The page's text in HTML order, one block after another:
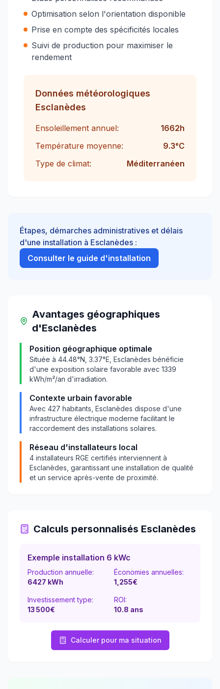
Optimisation selon l'orientation disponible
Prise en compte des spécificités locales
Suivi de production pour maximiser le
rendement
Données météorologiques
Esclanèdes
Ensoleillement annuel: 1662h
Température moyenne:
9.3°C
Type de climat:
Méditerranéen
Étapes, démarches administratives et délais
d'une installation à Esclanèdes :
Consulter le guide d'installation
Avantages géographiques
d'Esclanèdes
Position géographique optimale
Située à 44.48°N, 3.37°E, Esclanèdes bénéficie
d'une exposition solaire favorable avec 1339
kWh/m²/an d'irradiation.
Contexte urbain favorable
Avec 427 habitants, Esclanèdes dispose d'une
infrastructure électrique moderne facilitant le
raccordement des installations solaires.
Réseau d'installateurs local
4 installateurs RGE certifiés interviennent à
Esclanèdes , garantissant une installation de qualité
et un service après-vente de proximité.
Calculs personnalisés Esclanèdes
Exemple installation 6 kWc
Production annuelle:
6427 kWh
Économies annuelles:
1,255€
Investissement type:
13 500€
ROI:
10.8 ans
Calculer pour ma situation